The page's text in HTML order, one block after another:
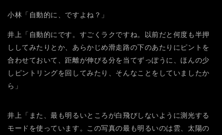
小林「自動的に、ですよね？」
井上「自動的にです。すごくラクですね。以前だと何度も半押
ししてみたりとか、あらかじめ滑走路の下のあたりにピントを
合わせておいて、距離が伸びる分を当てずっぽうに、ほんの少
しピントリングを回してみたり、そんなことをしていましたか
ら」
井上「また、最も明るいところが白飛びしないように測光する
モードを使っています。この写真の最も明るいのは雲、太陽の